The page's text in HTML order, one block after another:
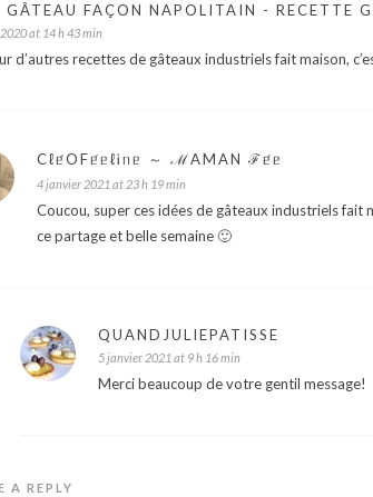
GÂTEAU FAÇON NAPOLITAIN - RECETTE
at 14 h 43 min
d’autres recettes de gâteaux industriels fait maison,
Cℓᥱ́OFᥱ́ᥱℓᎥᥒᥱ ～ ℳAMAN ℱᥱ́ᥱ
4 janvier 2021 at 23 h 19 min
Coucou, super ces idées de gâteaux industriels fait
ce partage et belle semaine 🙂
QUANDJULIEPATISSE
5 janvier 2021 at 9 h 16 min
Merci beaucoup de votre gentil message!
A REPLY